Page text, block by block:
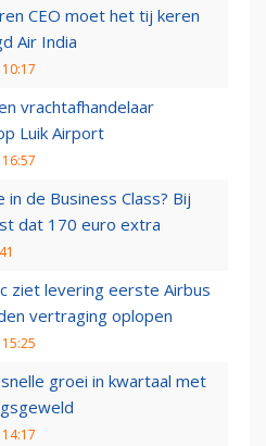
CEO moet het tij keren
Air India
vrachtafhandelaar
Luik Airport
in de Business Class? Bij
dat 170 euro extra
ziet levering eerste Airbus
vertraging oplopen
groei in kwartaal met